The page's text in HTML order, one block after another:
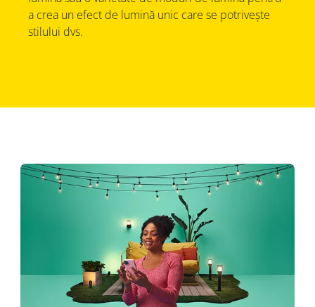
a crea un efect de lumină unic care se potrivește
stilului dvs.